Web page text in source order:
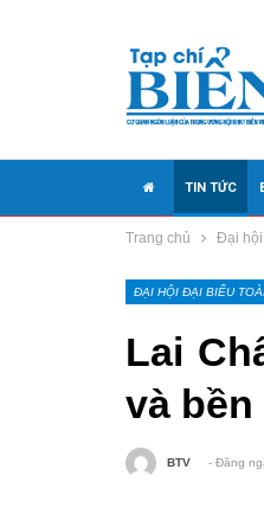
TIN TỨC
MEDIA
Trang chủ Đại hội
Lai
và
BTV - Đăng